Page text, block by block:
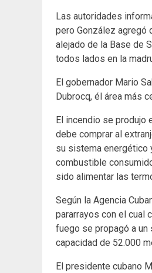
Las autoridades
pero González agregó
alejado de la Base de
todos lados en la
El gobernador Mario
Dubrocq, él área más
El incendio se produjo
debe comprar al
su sistema energético
combustible
sido alimentar las
Según la Agencia
pararrayos con el cual
fuego se propagó a un
capacidad de 52.000
El presidente cubano